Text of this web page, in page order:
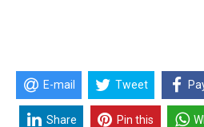
E-mail Tweet
Share Pin this